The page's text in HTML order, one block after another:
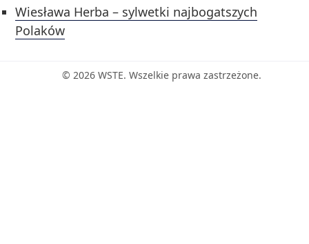
Wiesława Herba – sylwetki najbogatszych
Polaków
© 2026 WSTE. Wszelkie prawa zastrzeżone.